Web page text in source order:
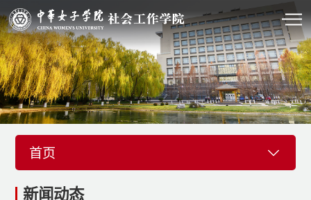
首页
新闻动态